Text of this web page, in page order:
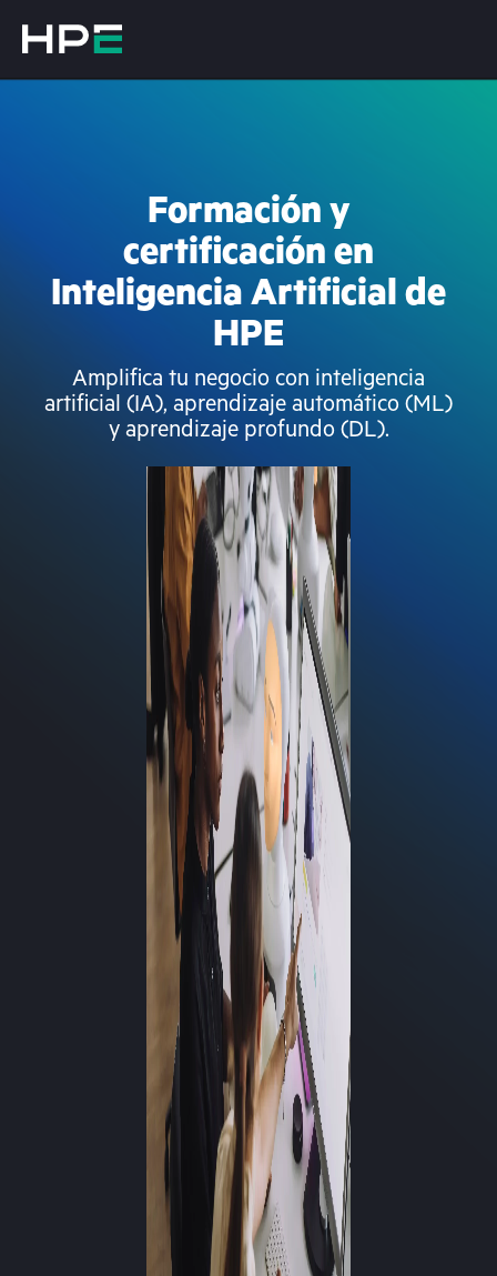
Formación y
certificación en
Inteligencia Artificial de
HPE
Amplifica tu negocio con inteligencia
artificial (IA), aprendizaje automático (ML)
y aprendizaje profundo (DL).